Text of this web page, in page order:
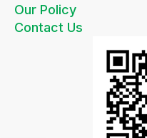
Our Policy
Contact Us